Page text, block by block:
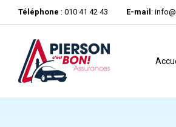
Téléphone : 010 41 42 43 E-mail :